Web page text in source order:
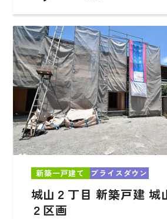
新築一戸建て プライスダウン
城山２丁目 新築戸建 城
２区画